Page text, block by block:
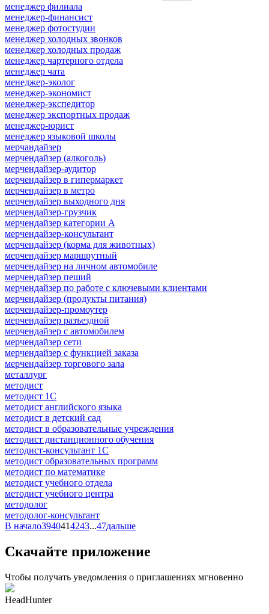
менеджер филиала
менеджер-финансист
менеджер фотостудии
менеджер холодных звонков
менеджер холодных продаж
менеджер чартерного отдела
менеджер чата
менеджер-эколог
менеджер-экономист
менеджер-экспедитор
менеджер экспортных продаж
менеджер-юрист
менеджер языковой школы
мерчандайзер
мерчендайзер (алкоголь)
мерчендайзер-аудитор
мерчендайзер в гипермаркет
мерчендайзер в метро
мерчендайзер выходного дня
мерчендайзер-грузчик
мерчендайзер категории A
мерчендайзер-консультант
мерчендайзер (корма для животных)
мерчендайзер маршрутный
мерчендайзер на личном автомобиле
мерчендайзер пеший
мерчендайзер по работе с ключевыми клиентами
мерчендайзер (продукты питания)
мерчендайзер-промоутер
мерчендайзер разъездной
мерчендайзер с автомобилем
мерчендайзер сети
мерчендайзер с функцией заказа
мерчендайзер торгового зала
металлург
методист
методист 1С
методист английского языка
методист в детский сад
методист в образовательные учреждения
методист дистанционного обучения
методист-консультант 1С
методист образовательных программ
методист по математике
методист учебного отдела
методист учебного центра
методолог
методолог-консультант
В начало3940414243...47дальше
Скачайте приложение
Чтобы получать уведомления о приглашениях мгновенно
HeadHunter